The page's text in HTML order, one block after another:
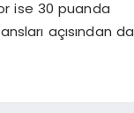
ise 30 puanda
açısından da